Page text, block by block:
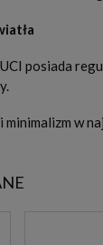
posiada
w